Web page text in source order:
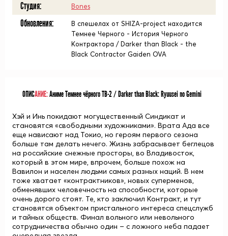
Студия: Bones
Обновления:
В спешелах от SHIZA-project находится
Темнее Черного - История Черного
Контрактора / Darker than Black - the
Black Contractor Gaiden OVA
ОПИСАНИЕ:Аниме Темнее чёрного ТВ-2 / Darker than Black: Ryuusei no Gemini
Хэй и Инь покидают могущественный Синдикат и
становятся «свободными художниками». Врата Ада все
еще нависают над Токио, но героям первого сезона
больше там делать нечего. Жизнь забрасывает беглецов
на российские снежные просторы, во Владивосток,
который в этом мире, впрочем, больше похож на
Вавилон и населен людьми самых разных наций. В нем
тоже хватает «контрактников», новых суперменов,
обменявших человечность на способности, которые
очень дорого стоят. Те, кто заключил Контракт, и тут
становятся объектом пристального интереса спецслужб
и тайных обществ. Финал вольного или невольного
сотрудничества обычно один – с ложного неба падает